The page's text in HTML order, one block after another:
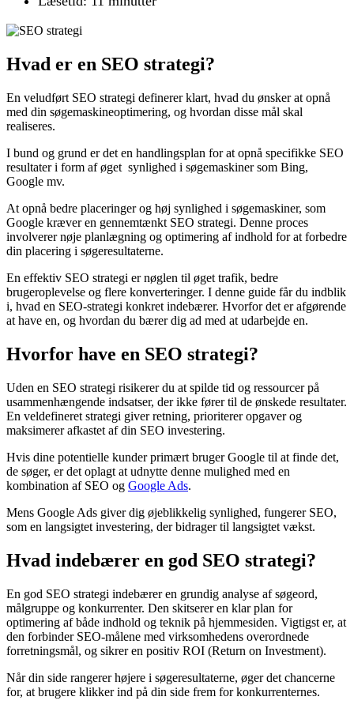
Hvad er en SEO strategi?
En veludført SEO strategi definerer klart, hvad du ønsker at opnå
med din søgemaskineoptimering, og hvordan disse mål skal
realiseres.
I bund og grund er det en handlingsplan for at opnå specifikke SEO
resultater i form af øget synlighed i søgemaskiner som Bing,
Google mv.
At opnå bedre placeringer og høj synlighed i søgemaskiner, som
Google kræver en gennemtænkt SEO strategi. Denne proces
involverer nøje planlægning og optimering af indhold for at forbedre
din placering i søgeresultaterne.
En effektiv SEO strategi er nøglen til øget trafik, bedre
brugeroplevelse og flere konverteringer. I denne guide får du indblik
i, hvad en SEO-strategi konkret indebærer. Hvorfor det er afgørende
at have en, og hvordan du bærer dig ad med at udarbejde en.
Hvorfor have en SEO strategi?
Uden en SEO strategi risikerer du at spilde tid og ressourcer på
usammenhængende indsatser, der ikke fører til de ønskede resultater.
En veldefineret strategi giver retning, prioriterer opgaver og
maksimerer afkastet af din SEO investering.
Hvis dine potentielle kunder primært bruger Google til at finde det,
de søger, er det oplagt at udnytte denne mulighed med en
kombination af SEO og Google Ads.
Mens Google Ads giver dig øjeblikkelig synlighed, fungerer SEO,
som en langsigtet investering, der bidrager til langsigtet vækst.
Hvad indebærer en god SEO strategi?
En god SEO strategi indebærer en grundig analyse af søgeord,
målgruppe og konkurrenter. Den skitserer en klar plan for
optimering af både indhold og teknik på hjemmesiden. Vigtigst er, at
den forbinder SEO-målene med virksomhedens overordnede
forretningsmål, og sikrer en positiv ROI (Return on Investment).
Når din side rangerer højere i søgeresultaterne, øger det chancerne
for, at brugere klikker ind på din side frem for konkurrenternes.